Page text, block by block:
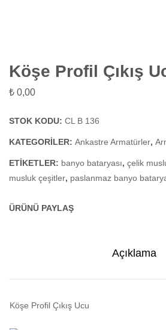
Köşe Profil Çıkış
₺ 0,00
STOK KODU: CL B 136
KATEGORILER: Ankastre Armatürler,
ETIKETLER: banyo bataryası, çelik
musluk çeşitler, paslanmaz banyo
ÜRÜNÜ PAYLAŞ
Açıklama
Köşe Profil Çıkış Ucu